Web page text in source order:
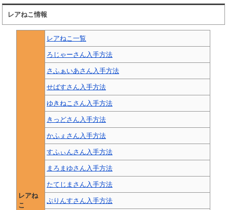
レアねこ情報
レアね
こ
レアねこ一覧
ろじゃーさん入手方法
さふぁいあさん入手方法
せばすさん入手方法
ゆきねこさん入手方法
きっどさん入手方法
かふぇさん入手方法
すふぃんさん入手方法
まろまゆさん入手方法
たてじまさん入手方法
ぷりんすさん入手方法